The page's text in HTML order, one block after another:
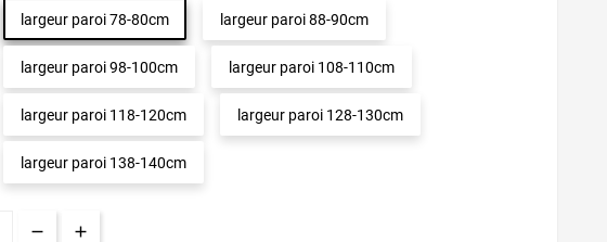
largeur paroi 78-80cm largeur paroi 88-90cm
largeur paroi 98-100cm largeur paroi 108-110cm
largeur paroi 118-120cm largeur paroi 128-130cm
largeur paroi 138-140cm